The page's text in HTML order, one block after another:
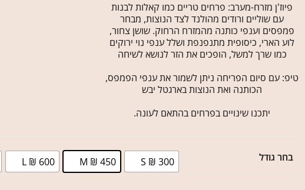
פיוז'ן מזרח-מערב: פרחים טריים כמו קאלות לבנות
עם שוליים ורודים מהולנד לצד הנוצות, מבחר
פמפסים וענפי כותנה מהמזרח הרחוק. שושן צחור,
לוע הארי, כיסופית מתנפנפת ושלל ענפי נוי ירוקים
כמו שרך למשל, הופכים את הזר לנושא לשיחה
טיפ: עם סיום הפריחה ניתן לשמור את ענפי הפמפס,
הכותנה ואת הנוצות בארגטל יבש
יתכנו שינויים בפרחים בהתאם לעונה.
בחר גודל S ₪ 300
M ₪ 450
L ₪ 600